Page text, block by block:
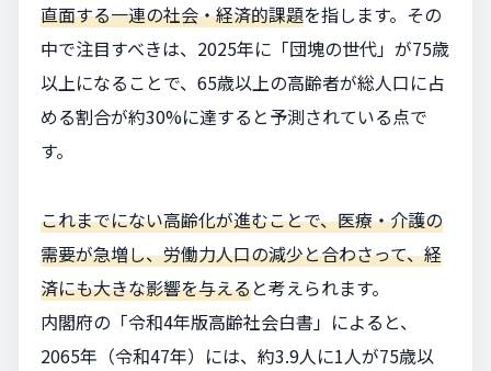
直面する一連の社会・経済的課題を指します。その
中で注目すべきは、2025年に「団塊の世代」が75歳
以上になることで、65歳以上の高齢者が総人口に占
める割合が約30%に達すると予測されている点で
す。
これまでにない高齢化が進むことで、医療・介護の
需要が急増し、労働力人口の減少と合わさって、経
済にも大きな影響を与えると考えられます。
内閣府の「令和4年版高齢社会白書」によると、
2065年（令和47年）には、約3.9人に1人が75歳以